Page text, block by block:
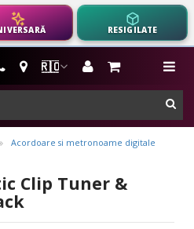
RESIGILATE
🇷🇴
Acordoare si metronoame digitale
Clip Tuner &